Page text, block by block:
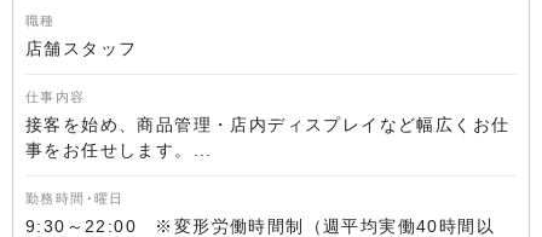
職種
店舗スタッフ
仕事内容
接客を始め、商品管理・店内ディスプレイなど幅広くお仕
事をお任せします。...
勤務時間･曜日
9:30～22:00 ※変形労働時間制（週平均実働40時間以